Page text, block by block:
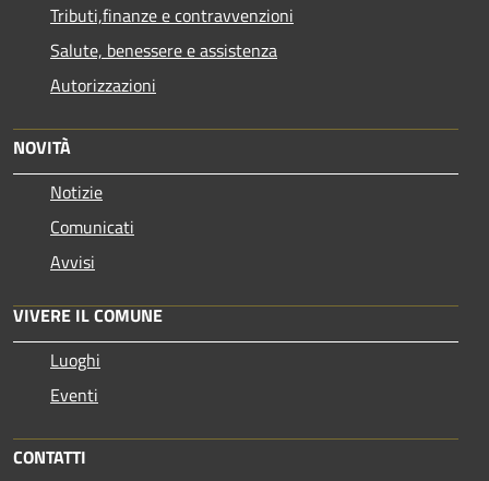
Tributi,finanze e contravvenzioni
Salute, benessere e assistenza
Autorizzazioni
NOVITÀ
Notizie
Comunicati
Avvisi
VIVERE IL COMUNE
Luoghi
Eventi
CONTATTI